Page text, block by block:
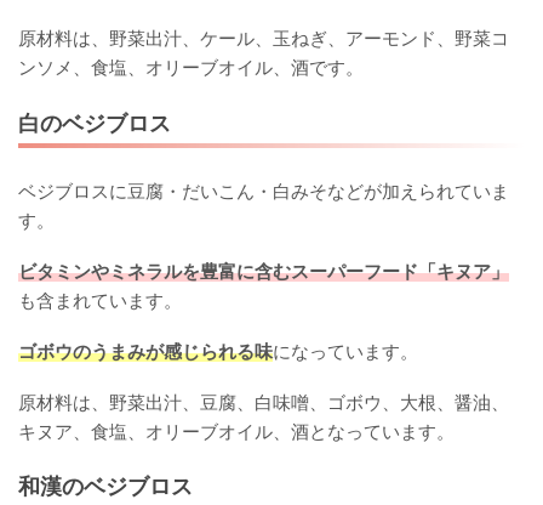
原材料は、野菜出汁、ケール、玉ねぎ、アーモンド、野菜コ
ンソメ、食塩、オリーブオイル、酒です。
白のベジブロス
ベジブロスに豆腐・だいこん・白みそなどが加えられていま
す。
ビタミンやミネラルを豊富に含むスーパーフード「キヌア」
も含まれています。
ゴボウのうまみが感じられる味になっています。
原材料は、野菜出汁、豆腐、白味噌、ゴボウ、大根、醤油、
キヌア、食塩、オリーブオイル、酒となっています。
和漢のベジブロス